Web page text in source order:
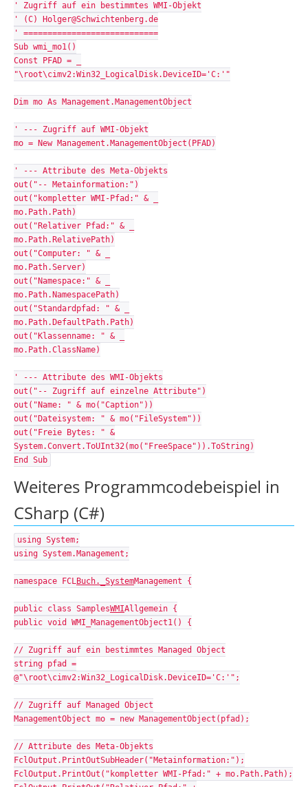
' Zugriff auf ein bestimmtes WMI-Objekt
' (C) Holger@Schwichtenberg.de
' ============================
Sub wmi_mo1()
Const PFAD = _
"\root\cimv2:Win32_LogicalDisk.DeviceID='C:'"
Dim mo As Management.ManagementObject
' --- Zugriff auf WMI-Objekt
mo = New Management.ManagementObject(PFAD)
' --- Attribute des Meta-Objekts
out("-- Metainformation:")
out("kompletter WMI-Pfad:" & _
mo.Path.Path)
out("Relativer Pfad:" & _
mo.Path.RelativePath)
out("Computer: " & _
mo.Path.Server)
out("Namespace:" & _
mo.Path.NamespacePath)
out("Standardpfad: " & _
mo.Path.DefaultPath.Path)
out("Klassenname: " & _
mo.Path.ClassName)
' --- Attribute des WMI-Objekts
out("-- Zugriff auf einzelne Attribute")
out("Name: " & mo("Caption"))
out("Dateisystem: " & mo("FileSystem"))
out("Freie Bytes: " &
System.Convert.ToUInt32(mo("FreeSpace")).ToString)
End Sub
Weiteres Programmcodebeispiel in
CSharp (C#)
using System;
using System.Management;
namespace FCLBuch._SystemManagement {
public class SamplesWMIAllgemein {
public void WMI_ManagementObject1() {
// Zugriff auf ein bestimmtes Managed Object
string pfad =
@"\root\cimv2:Win32_LogicalDisk.DeviceID='C:'";
// Zugriff auf Managed Object
ManagementObject mo = new ManagementObject(pfad);
// Attribute des Meta-Objekts
FclOutput.PrintOutSubHeader("Metainformation:");
FclOutput.PrintOut("kompletter WMI-Pfad:" + mo.Path.Path);